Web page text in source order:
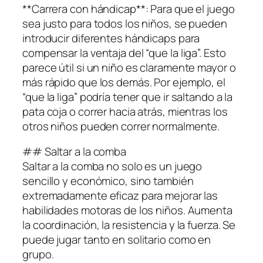
**Carrera con hándicap**: Para que el juego
sea justo para todos los niños, se pueden
introducir diferentes hándicaps para
compensar la ventaja del “que la liga”. Esto
parece útil si un niño es claramente mayor o
más rápido que los demás. Por ejemplo, el
“que la liga” podría tener que ir saltando a la
pata coja o correr hacia atrás, mientras los
otros niños pueden correr normalmente.
## Saltar a la comba
Saltar a la comba no solo es un juego
sencillo y económico, sino también
extremadamente eficaz para mejorar las
habilidades motoras de los niños. Aumenta
la coordinación, la resistencia y la fuerza. Se
puede jugar tanto en solitario como en
grupo.